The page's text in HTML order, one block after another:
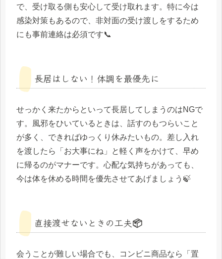
で、受け取る側も安心して受け取れます。特に今は
感染対策もあるので、非対面の受け渡しをするため
にも事前連絡は必須です📞
長居はしない！体調を最優先に
せっかく来たからといって長居してしまうのはNGで
す。風邪をひいているときは、話すのもつらいこと
が多く、できればゆっくり休みたいもの。差し入れ
を渡したら「お大事にね」と軽く声をかけて、早め
に帰るのがマナーです。心配な気持ちがあっても、
今は体を休める時間を優先させてあげましょう🍃
直接渡せないときの工夫📦
会うことが難しい場合でも、コンビニ商品なら「置